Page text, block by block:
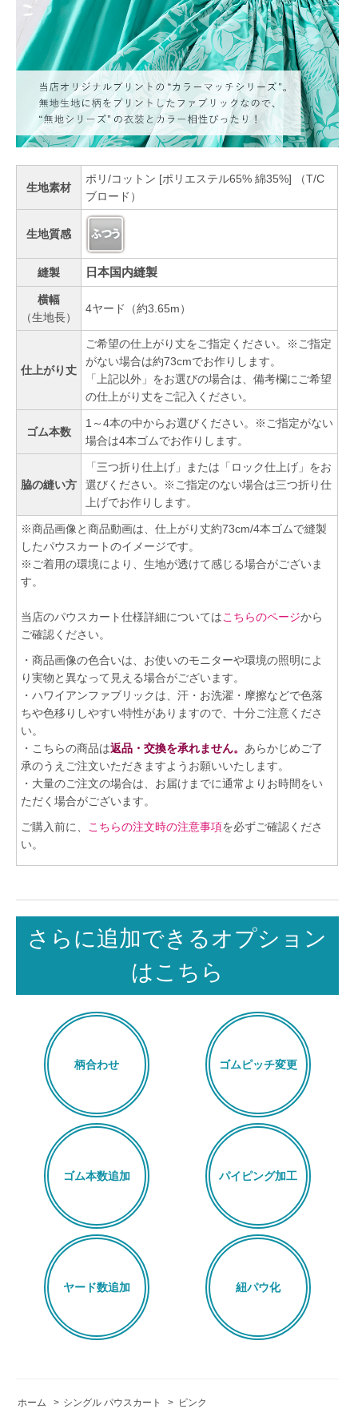
生地素材
ポリ/コットン [ポリエステル65% 綿35%] （T/C
ブロード）
生地質感
縫製 日本国内縫製
横幅
（生地長）
4ヤード（約3.65m）
仕上がり丈
ご希望の仕上がり丈をご指定ください。※ご指定
がない場合は約73cmでお作りします。
「上記以外」をお選びの場合は、備考欄にご希望
の仕上がり丈をご記入ください。
ゴム本数
1～4本の中からお選びください。※ご指定がない
場合は4本ゴムでお作りします。
脇の縫い方
「三つ折り仕上げ」または「ロック仕上げ」をお
選びください。※ご指定のない場合は三つ折り仕
上げでお作りします。
※商品画像と商品動画は、仕上がり丈約73cm/4本ゴムで縫製
したパウスカートのイメージです。
※ご着用の環境により、生地が透けて感じる場合がございま
す。
当店のパウスカート仕様詳細についてはこちらのページから
ご確認ください。
・商品画像の色合いは、お使いのモニターや環境の照明によ
り実物と異なって見える場合がございます。
・ハワイアンファブリックは、汗・お洗濯・摩擦などで色落
ちや色移りしやすい特性がありますので、十分ご注意くださ
い。
・こちらの商品は返品・交換を承れません。 あらかじめご了
承のうえご注文いただきますようお願いいたします。
・大量のご注文の場合は、お届けまでに通常よりお時間をい
ただく場合がございます。
ご購入前に、
こちらの注文時の注意事項を必ずご確認くださ
い。
さらに追加できるオプション
はこちら
柄合わせ ゴムピッチ変更
ゴム本数追加 パイピング加工
ヤード数追加 紐パウ化
ホーム > シングル パウスカート > ピンク